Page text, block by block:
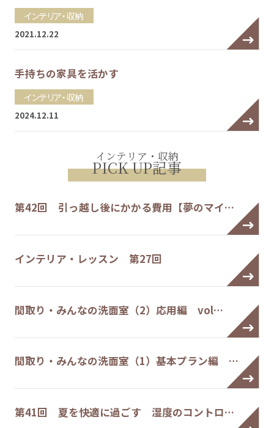
インテリア・収納
2021.12.22
手持ちの家具を活かす
インテリア・収納
2024.12.11
インテリア・収納
PICK UP記事
第42回 引っ越し後にかかる費用【夢のマイ…
インテリア・レッスン 第27回
間取り・みんなの洗面室（2）応用編 vol…
間取り・みんなの洗面室（1）基本プラン編 …
第41回 夏を快適に過ごす 湿度のコントロ…